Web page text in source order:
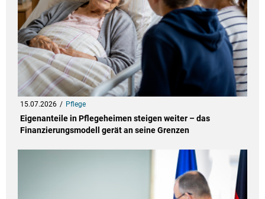
15.07.2026 Pflege
Eigenanteile in Pflegeheimen steigen weiter – das
Finanzierungsmodell gerät an seine Grenzen